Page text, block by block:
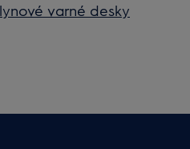
varné desky